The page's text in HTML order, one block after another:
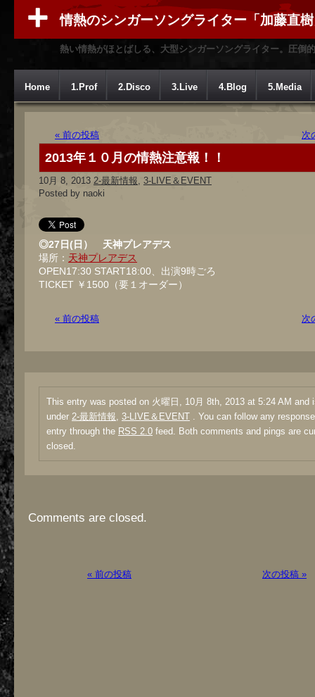
情熱のシンガーソングライター「加藤直
熱い情熱がほとばしる、大型シンガーソングライター。圧倒
Home 1.Prof 2.Disco 3.Live 4.Blog 5.Media
« 前の投稿 次
2013年１０月の情熱注意報！！
10月 8, 2013 2-最新情報, 3-LIVE＆EVENT
Posted by naoki
◎27日(日） 天神プレアデス
場所： 天神プレアデス
OPEN17:30 START18:00、出演9時ごろ
TICKET ￥1500（要１オーダー）
« 前の投稿 次
This entry was posted on 火曜日, 10月 8th, 2013 at 5:24 AM and
under 2-最新情報, 3-LIVE＆EVENT . You can follow any
entry through the RSS 2.0 feed. Both comments and pings are
closed.
Comments are closed.
« 前の投稿 次の投稿 »